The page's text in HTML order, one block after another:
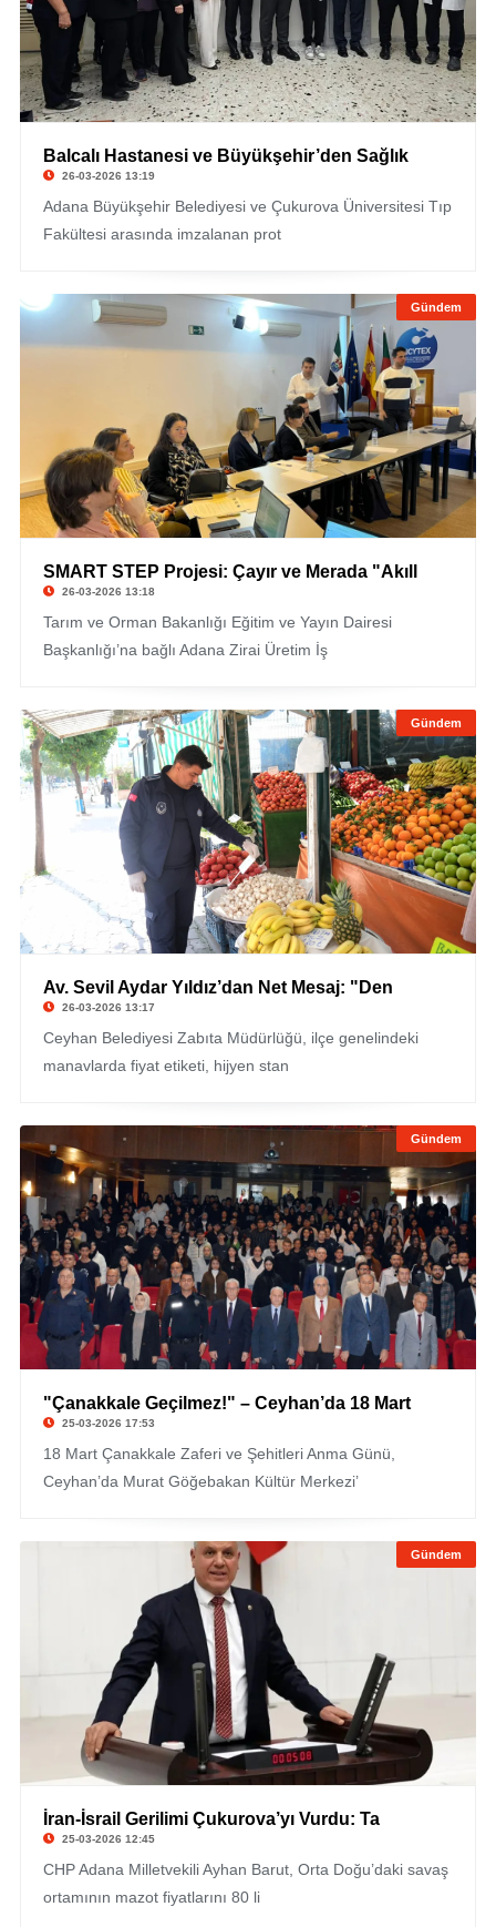
Balcalı Hastanesi ve Büyükşehir’den Sağlık
26-03-2026 13:19
Adana Büyükşehir Belediyesi ve Çukurova Üniversitesi Tıp
Fakültesi arasında imzalanan prot
Gündem
SMART STEP Projesi: Çayır ve Merada "Akıll
26-03-2026 13:18
Tarım ve Orman Bakanlığı Eğitim ve Yayın Dairesi
Başkanlığı’na bağlı Adana Zirai Üretim İş
Gündem
Av. Sevil Aydar Yıldız’dan Net Mesaj: "Den
26-03-2026 13:17
Ceyhan Belediyesi Zabıta Müdürlüğü, ilçe genelindeki
manavlarda fiyat etiketi, hijyen stan
Gündem
"Çanakkale Geçilmez!" – Ceyhan’da 18 Mart
25-03-2026 17:53
18 Mart Çanakkale Zaferi ve Şehitleri Anma Günü,
Ceyhan’da Murat Göğebakan Kültür Merkezi’
Gündem
İran-İsrail Gerilimi Çukurova’yı Vurdu: Ta
25-03-2026 12:45
CHP Adana Milletvekili Ayhan Barut, Orta Doğu’daki savaş
ortamının mazot fiyatlarını 80 li